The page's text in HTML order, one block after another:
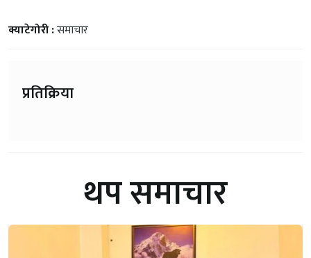
क्याटेगोरी :समाचार
प्रतिक्रिया
थप समाचार